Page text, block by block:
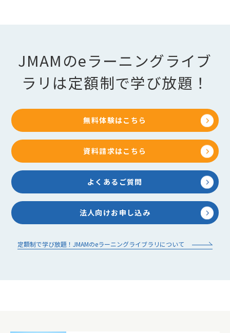
JMAMのeラーニングライブ
ラリは定額制で学び放題！
無料体験はこちら
資料請求はこちら
よくあるご質問
法人向けお申し込み
定額制で学び放題！JMAMのeラーニングライブラリについて